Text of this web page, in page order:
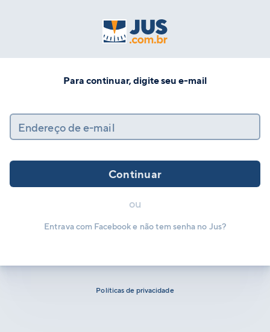
Para continuar, digite seu e-mail
Endereço de e-mail
Continuar
ou
Entrava com Facebook e não tem senha no Jus?
Políticas de privacidade